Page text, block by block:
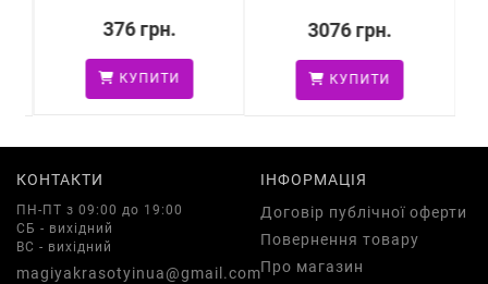
376 грн.
КУПИТИ
3076 грн.
КУПИТИ
КОНТАКТИ
ПН-ПТ з 09:00 до 19:00
СБ - вихідний
ВС - вихідний
magiyakrasotyinua@gmail.com
ІНФОРМАЦІЯ
Договір публічної оферти
Повернення товару
Про магазин